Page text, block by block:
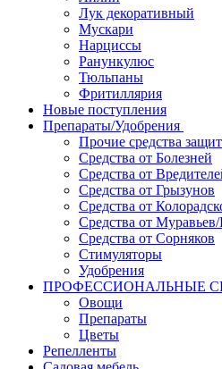
Лук декоративный
Мускари
Нарциссы
Ранункулюс
Тюльпаны
Фритиллярия
Новые поступления
Препараты/Удобрения
Прочие средства
Средства от Болезней
Средства от
Средства от Грызунов
Средства от
Средства от
Средства от Сорняков
Стимуляторы
Удобрения
ПРОФЕССИОНАЛЬНЫЕ
Овощи
Препараты
Цветы
Репелленты